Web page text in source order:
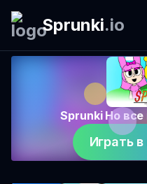
Sprunki.io
Sprunki Но
Играть